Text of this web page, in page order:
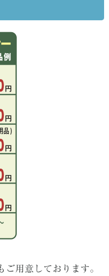
ご用意しております。